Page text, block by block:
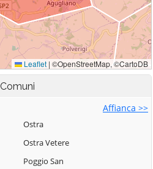
Comuni
Affianca >>
Ostra
Ostra Vetere
Poggio San